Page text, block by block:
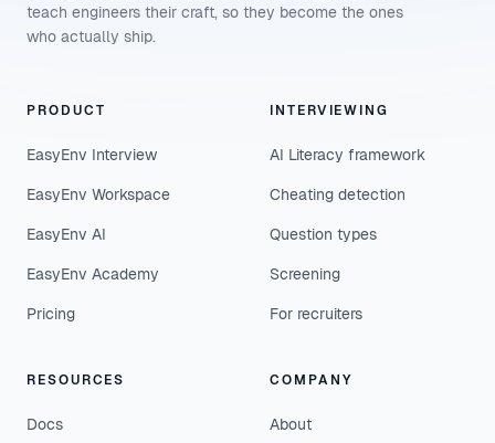
teach engineers their craft, so they become the ones
who actually ship.
PRODUCT
EasyEnv Interview
EasyEnv Workspace
EasyEnv AI
EasyEnv Academy
Pricing
INTERVIEWING
AI Literacy framework
Cheating detection
Question types
Screening
For recruiters
RESOURCES
Docs
COMPANY
About